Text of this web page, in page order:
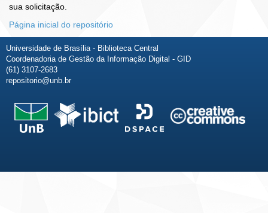
sua solicitação.
Página inicial do repositório
Universidade de Brasília - Biblioteca Central
Coordenadoria de Gestão da Informação Digital - GID
(61) 3107-2683
repositorio@unb.br